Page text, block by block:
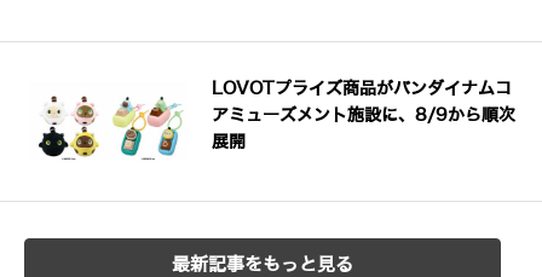
LOVOTプライズ商品がバンダイナムコ
アミューズメント施設に、8/9から順次
展開
最新記事をもっと見る